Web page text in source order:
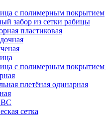
с полимерным покрытием
забор из сетки рабицы
пластиковая
с полимерным покрытием
плетёная одинарная
сетка